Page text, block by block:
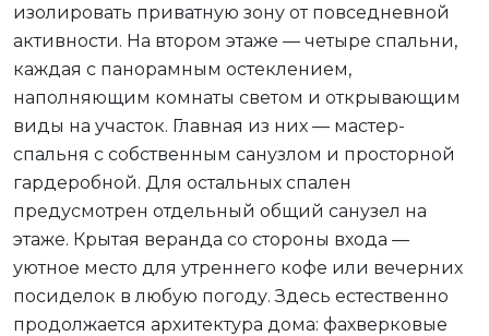
изолировать приватную зону от повседневной
активности. На втором этаже — четыре спальни,
каждая с панорамным остеклением,
наполняющим комнаты светом и открывающим
виды на участок. Главная из них — мастер-
спальня с собственным санузлом и просторной
гардеробной. Для остальных спален
предусмотрен отдельный общий санузел на
этаже. Крытая веранда со стороны входа —
уютное место для утреннего кофе или вечерних
посиделок в любую погоду. Здесь естественно
продолжается архитектура дома: фахверковые